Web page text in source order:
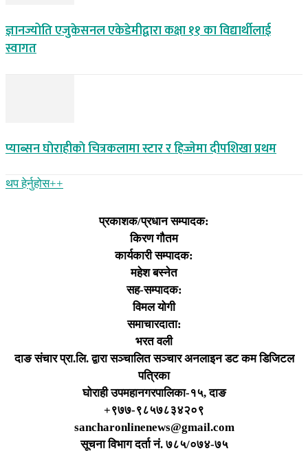
ज्ञानज्योति एजुकेसनल एकेडेमीद्वारा कक्षा ११ का विद्यार्थीलाई
स्वागत
प्याब्सन घाेराहीकाे चित्रकलामा स्टार र हिज्जेमा दीपशिखा प्रथम
थप हेर्नुहोस‌++
प्रकाशक/प्रधान सम्पादक:
किरण गौतम
कार्यकारी सम्पादक:
महेश बस्नेत
सह-सम्पादक:
विमल योगी
समाचारदाता:
भरत वली
दाङ संचार प्रा.लि. द्वारा सञ्चालित सञ्चार अनलाइन डट कम डिजिटल
पत्रिका
घोराही उपमहानगरपालिका-१५, दाङ
+९७७-९८५७८३४२०९
sancharonlinenews@gmail.com
सूचना विभाग दर्ता न‌ं. ७८५/०७४-७५